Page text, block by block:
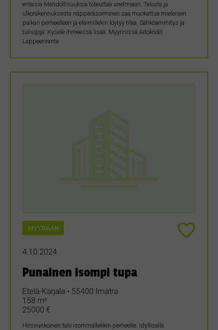
erilaisia Mahdollisuuksia toteuttaa unelmiaan. Talosta ja
ulkorakennuksesta näppäräsorminen saa muokattua mieleisen
paikan perheelleen ja eläimillekin löytyy tilaa. Sähköämmitys ja
tulisijoja. Kysele ihmeessä lisää. Myynnissä Aitokodit
Lappeenranta
MYYDÄÄN
4.10.2024
Punainen isompi tupa
Etelä-Karjala • 55400 Imatra
158 m²
25000 €
Hirsirunkoinen talo isommallekkin perheelle. Idyllisellä